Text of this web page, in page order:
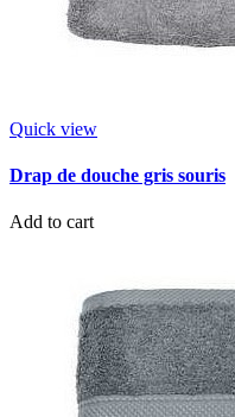
Quick view
Drap de douche gris souris
Add to cart